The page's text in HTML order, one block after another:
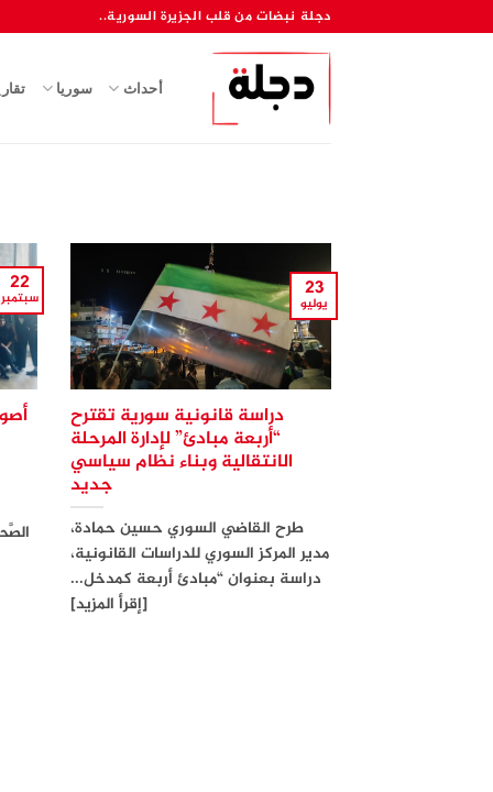
للمحتوى
دجلة نبضات من قلب الجزيرة السورية..
أحداث سوريا
دراسة قانونية سورية تقترح
“أربعة مبادئ” لإدارة المرحلة
الانتقالية وبناء نظام سياسي
جديد
طرح القاضي السوري حسين حمادة،
مدير المركز السوري للدراسات القانونية،
دراسة بعنوان “مبادئ أربعة كمدخل...
[إقرأ المزيد]
23
يوليو
22
سبتمبر